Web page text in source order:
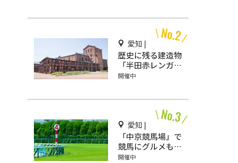
愛知 |
歴史に残る建造物
「半田赤レンガ建
物」を詳しくご紹
開催中
愛知 |
「中京競馬場」で
競馬にグルメも満
喫しよう！
開催中